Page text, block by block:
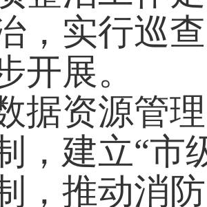
，实行巡
开展。
资源管理
，建立“市
，推动消